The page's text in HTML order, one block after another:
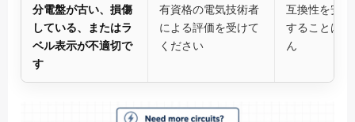
分電盤が古い、損傷
している、またはラ
ベル表示が不適切で
す
有資格の電気技術者
による評価を受けて
ください
互換性を安
することは
ん